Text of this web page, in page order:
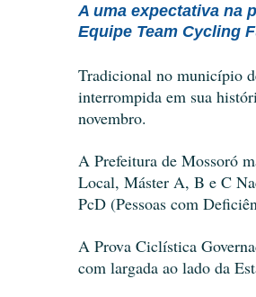
A uma expectativa na
Equipe Team Cycling
Tradicional no município
interrompida em sua
novembro.
A Prefeitura de Mossoró
Local, Máster A, B e C
PcD (Pessoas com
A Prova Ciclística
com largada ao lado da